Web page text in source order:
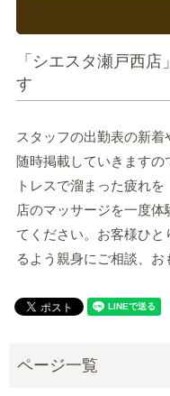
「シエスタ瀬戸西
す
スタッフの出勤表の新
随時掲載していきます
トレスで溜まった疲れ
店のマッサージを一度
てください。お客様ひと
るよう親身にご相談、お